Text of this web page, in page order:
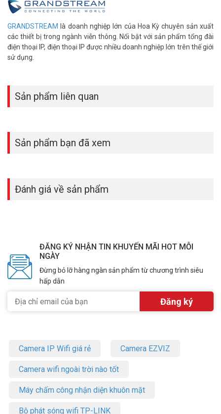
– Jack cắm tai nghe
gọi,
– Hỗ trợ quản lý qua cloud từ smartphone và PC
– Âm thanh chuẩn HD
– Sản phẩm chính hãng Grandstream của Mỹ.
Đặt mua Online ngay sản phẩm Grandstream GRP2602W mới
nhất, xin vui lòng liên hệ HOTLINE
GRANDSTREAM là doanh nghiệp lớn của Hoa Kỳ chuyên sản xuất
các thiết bị trong ngành viễn thông. Nổi bật với sản phẩm tổng đài
điện thoại IP, điện thoại IP được nhiều doanh nghiệp lớn trên thế giới
sử dụng.
Sản phẩm liên quan
Sản phẩm bạn đã xem
Đánh giá về sản phẩm
ĐĂNG KÝ NHẬN TIN KHUYẾN MÃI HOT MỖI
NGÀY
Đừng bỏ lỡ hàng ngàn sản phẩm từ chương trình siêu
hấp dẫn
Camera IP Wifi giá rẻ Camera EZVIZ
Camera wifi ngoài trời nào tốt
Máy chấm công nhận diện khuôn mặt
Bộ phát sóng wifi TP-LINK